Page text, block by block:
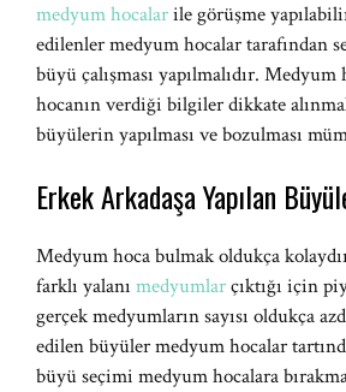
medyum hocalarile görüşme
edilenler medyum hocalar tarafından
büyü çalışması yapılmalıdır.
hocanın verdiği bilgiler dikkate
büyülerin yapılması ve bozulması
Erkek Arkadaşa Yapılan
Medyum hoca bulmak oldukça
farklı yalanı medyumlarçıktığı için
gerçek medyumların sayısı oldukça
edilen büyüler medyum hocalar
büyü seçimi medyum hocalara